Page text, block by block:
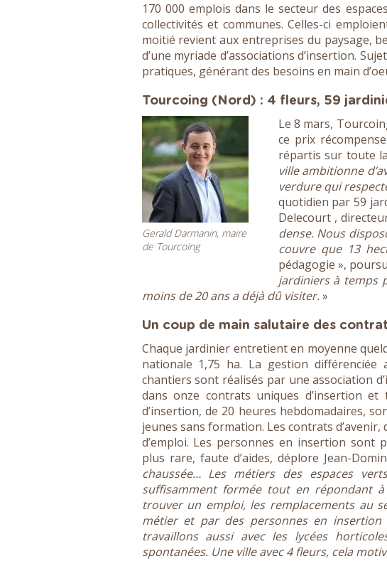
170 000 emplois dans le secteur des
collectivités et communes. Celles-ci
moitié revient aux entreprises du paysage,
d’une myriade d’associations d’insertion.
pratiques, générant des besoins en main
Tourcoing (Nord) : 4 fleurs, 59
Gerald Darmanin, maire
de Tourcoing
Le 8 mars,
ce prix
répartis sur toute
ville ambitionne
verdure qui
quotidien par 59
Delecourt ,
dense. Nous
couvre que 13
pédagogie »,
jardiniers à temps
moins de 20 ans a déjà dû visiter.»
Un coup de main salutaire des
Chaque jardinier entretient en moyenne
nationale 1,75 ha. La gestion
chantiers sont réalisés par une association
dans onze contrats uniques d’insertion
d’insertion, de 20 heures hebdomadaires,
jeunes sans formation. Les contrats
d’emploi. Les personnes en insertion sont
plus rare, faute d’aides, déplore Jean-
chaussée… Les métiers des espaces
suffisamment formée tout en répondant
trouver un emploi, les remplacements au
métier et par des personnes en insertion
travaillons aussi avec les lycées
spontanées. Une ville avec 4 fleurs, cela